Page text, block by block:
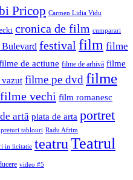
Pricop Carmen Lidia Vidu
cronica de film cumparari
Bulevard festival film filme
de actiune filme de arhivă filme
filme pe dvd filme
filme vechi film romanesc
artă piata de arta portret
preturi tablouri Radu Afrim
in licitatie teatruTeatrul
video #5